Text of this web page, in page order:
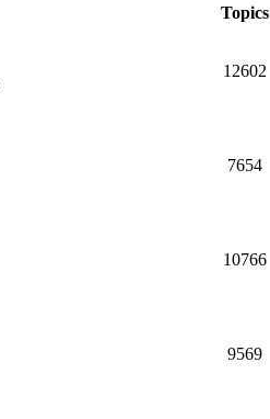
Topics
12602
7654
10766
9569